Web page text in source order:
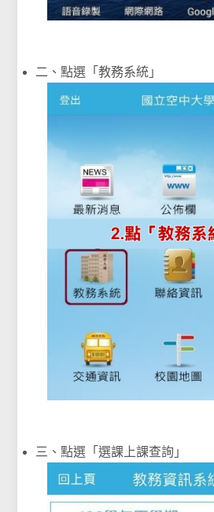
二、點選「教務系統」
三、點選「選課上課查詢」